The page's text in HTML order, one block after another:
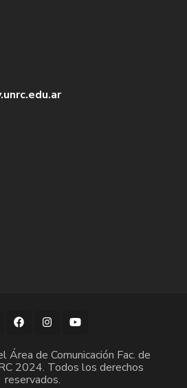
de Comunicación Fac. de
2024. Todos los derechos
reservados.